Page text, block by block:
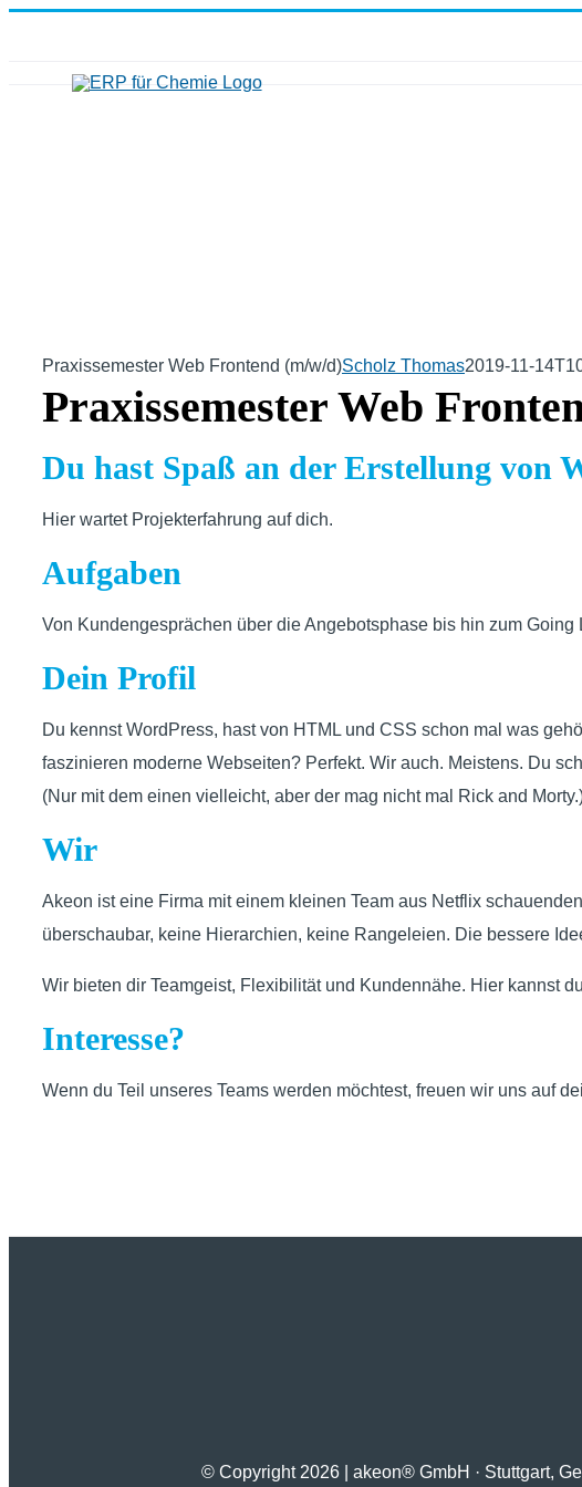
springen
Praxissemester Web Frontend (m/w/d)Scholz Thomas2019-11-
Praxissemester Web
Du hast Spaß an der Erstellung von
Hier wartet Projekterfahrung auf dich.
Aufgaben
Von Kundengesprächen über die Angebotsphase bis hin zum
Dein Profil
Du kennst WordPress, hast von HTML und CSS schon mal was
faszinieren moderne Webseiten? Perfekt. Wir auch. Meistens. Du
(Nur mit dem einen vielleicht, aber der mag nicht mal Rick and
Wir
Akeon ist eine Firma mit einem kleinen Team aus Netflix
überschaubar, keine Hierarchien, keine Rangeleien. Die bessere
Wir bieten dir Teamgeist, Flexibilität und Kundennähe. Hier kannst
Interesse?
Wenn du Teil unseres Teams werden möchtest, freuen wir uns auf
© Copyright 2026 | akeon® GmbH · Stuttgart,